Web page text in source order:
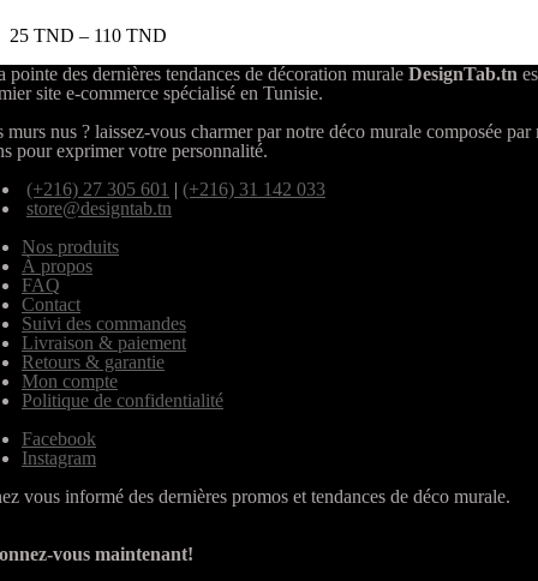
25 TND – 110 TND
pointe des dernières tendances de décoration murale DesignTab.tn
site e-commerce spécialisé en Tunisie.
murs nus ? laissez-vous charmer par notre déco murale composée par
pour exprimer votre personnalité.
(+216) 27 305 601 | (+216) 31 142 033
store@designtab.tn
Nos produits
À propos
FAQ
Contact
Suivi des commandes
Livraison & paiement
Retours & garantie
Mon compte
Politique de confidentialité
Facebook
Instagram
vous informé des dernières promos et tendances de déco murale.
vous maintenant!